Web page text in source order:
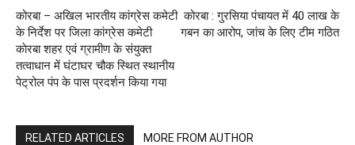
कोरबा – अखिल भारतीय कांग्रेस कमेटी
के निर्देश पर जिला कांग्रेस कमेटी
काेरबा शहर एवं ग्रामीण के संयुक्‍त
तत्‍वाधान में घंटाघर चौक स्थित स्‍थानीय
पेट्रोल पंप के पास प्रदर्शन किया गया
कोरबा : गुरसिया पंचायत में 40 लाख के
गबन का आरोप, जांच के लिए टीम गठित
RELATED ARTICLES MORE FROM AUTHOR